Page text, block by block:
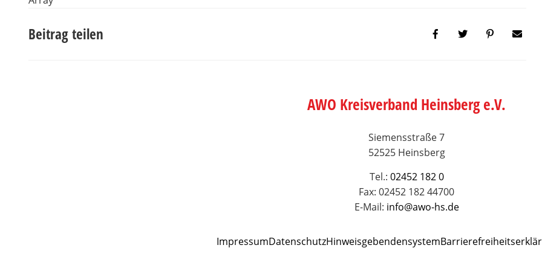
Beitrag teilen
AWO Kreisverband Heinsberg e.V.
Siemensstraße 7
52525 Heinsberg
Tel.: 02452 182 0
Fax: 02452 182 44700
E-Mail: info@awo-hs.de
ImpressumDatenschutzHinweisgebendensystem